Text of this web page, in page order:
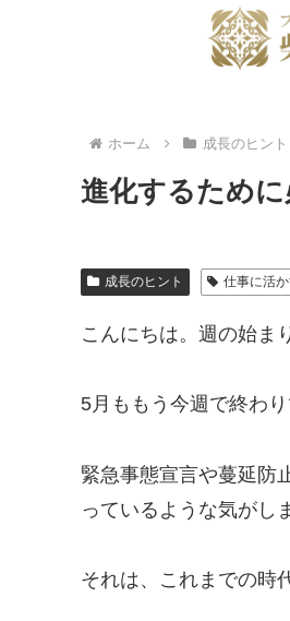
ホーム 成長のヒント
進化するために
成長のヒント 仕事に活
こんにちは。週の始ま
5月ももう今週で終わ
緊急事態宣言や蔓延防
っているような気がし
それは、これまでの時